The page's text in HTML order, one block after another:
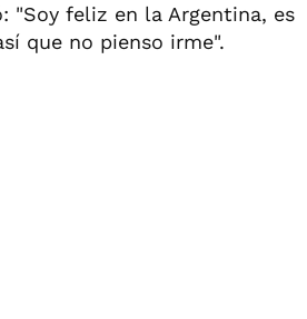
"Soy feliz en la Argentina, es
que no pienso irme".